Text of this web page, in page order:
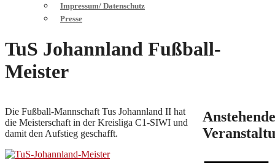
Impressum/ Datenschutz
Presse
TuS Johannland Fußball-
Meister
Die Fußball-Mannschaft Tus Johannland II hat
die Meisterschaft in der Kreisliga C1-SIWI und
damit den Aufstieg geschafft.
Anstehende